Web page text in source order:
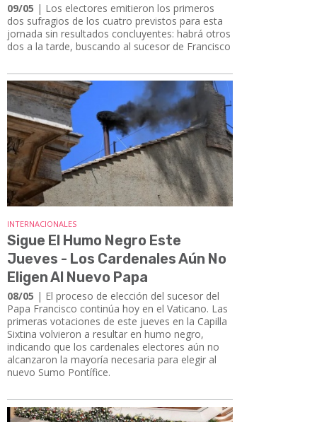
09/05 | Los electores emitieron los primeros
dos sufragios de los cuatro previstos para esta
jornada sin resultados concluyentes: habrá otros
dos a la tarde, buscando al sucesor de Francisco
INTERNACIONALES
Sigue El Humo Negro Este
Jueves - Los Cardenales Aún No
Eligen Al Nuevo Papa
08/05 | El proceso de elección del sucesor del
Papa Francisco continúa hoy en el Vaticano. Las
primeras votaciones de este jueves en la Capilla
Sixtina volvieron a resultar en humo negro,
indicando que los cardenales electores aún no
alcanzaron la mayoría necesaria para elegir al
nuevo Sumo Pontífice.